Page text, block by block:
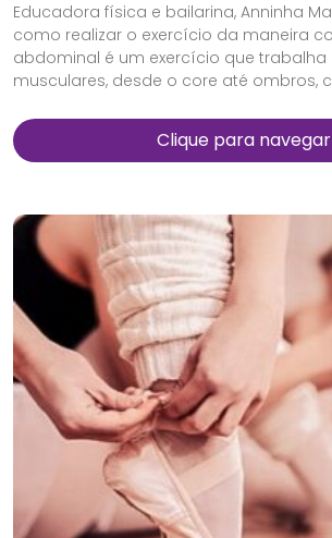
Educadora física e bailarina, Anninha
como realizar o exercício da maneira
abdominal é um exercício que trabalha
musculares, desde o core até ombros,
Clique para navegar